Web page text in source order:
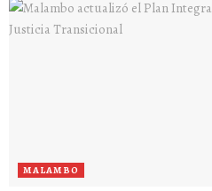
MALAMBO